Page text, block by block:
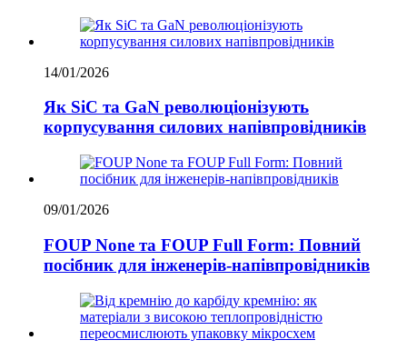
14/01/2026
Як SiC та GaN революціонізують
корпусування силових напівпровідників
09/01/2026
FOUP None та FOUP Full Form: Повний
посібник для інженерів-напівпровідників